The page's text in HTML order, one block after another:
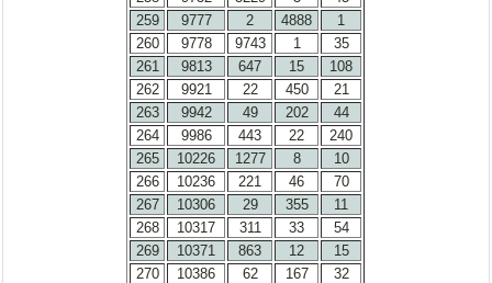
259
9777 2 4888
1
260
9778 9743 1
35
261
9813 647 15
108
262
9921 22 450
21
263
9942 49 202
44
264
9986 443 22
240
265
10226 1277 8
10
266
10236 221 46
70
267
10306 29 355
11
268
10317 311 33
54
269
10371 863 12
15
270
10386 62 167
32